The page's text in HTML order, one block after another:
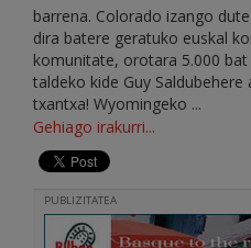
barrena. Colorado izango
dira batere geratuko euskal
komunitate, orotara 5.000
taldeko kide Guy Saldubehere
txantxa! Wyomingeko ...
Gehiago irakurri...
PUBLIZITATEA